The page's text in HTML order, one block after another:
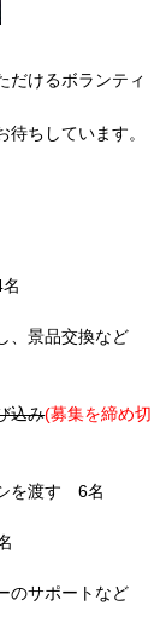
だけるボランティ
ちしています。
、景品交換など
込み(募集を締め切
を渡す 6名
のサポートなど